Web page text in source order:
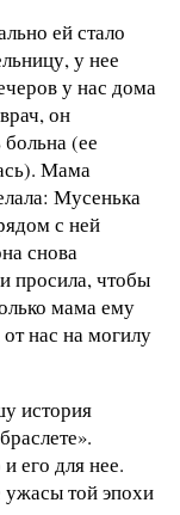
ей стало
у нее
у нас дома
он
(ее
Мама
Мусенька
с ней
снова
просила, чтобы
мама ему
нас на могилу
история
его для нее.
той эпохи